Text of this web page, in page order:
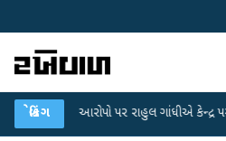
બ્રેકિંગ
આરોપો પર રાહુલ ગાંધીએ કેન્દ્ર પર પ્રહાર